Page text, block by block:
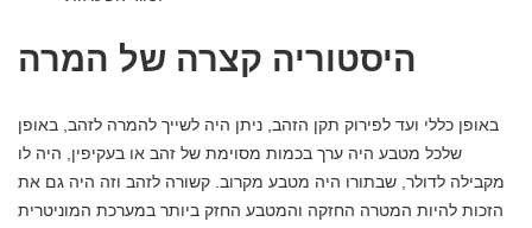
היסטוריה קצרה של המרה
באופן כללי ועד לפירוק תקן הזהב, ניתן היה לשייך להמרה לזהב, באופן
שלכל מטבע היה ערך בכמות מסוימת של זהב או בעקיפין, היה לו
מקבילה לדולר, שבתורו היה מטבע מקרוב. קשורה לזהב וזה היה גם את
הזכות להיות המטרה החזקה והמטבע החזק ביותר במערכת המוניטרית